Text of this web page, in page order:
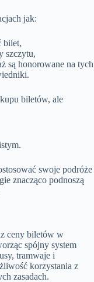
jak:
bilet,
szczytu,
są honorowane na tych
biletów, ale
swoje podróże
znacząco podnoszą
ceny biletów w
spójny system
tramwaje i
korzystania z
zasadach.